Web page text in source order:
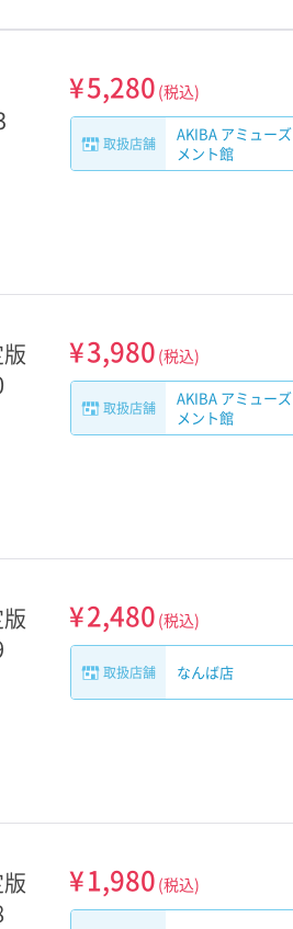
¥5,280 (税込)
取扱店舗
AKIBA アミューズ
メント館
¥3,980 (税込)
取扱店舗
AKIBA アミューズ
メント館
¥2,480 (税込)
取扱店舗 なんば店
¥1,980 (税込)